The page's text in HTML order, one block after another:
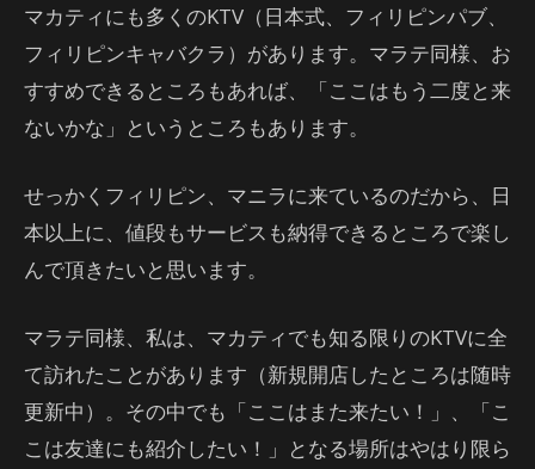
マカティにも多くのKTV（日本式、フィリピンパブ、
フィリピンキャバクラ）があります。マラテ同様、お
すすめできるところもあれば、「ここはもう二度と来
ないかな」というところもあります。
せっかくフィリピン、マニラに来ているのだから、日
本以上に、値段もサービスも納得できるところで楽し
んで頂きたいと思います。
マラテ同様、私は、マカティでも知る限りのKTVに全
て訪れたことがあります（新規開店したところは随時
更新中）。その中でも「ここはまた来たい！」、「こ
こは友達にも紹介したい！」となる場所はやはり限ら